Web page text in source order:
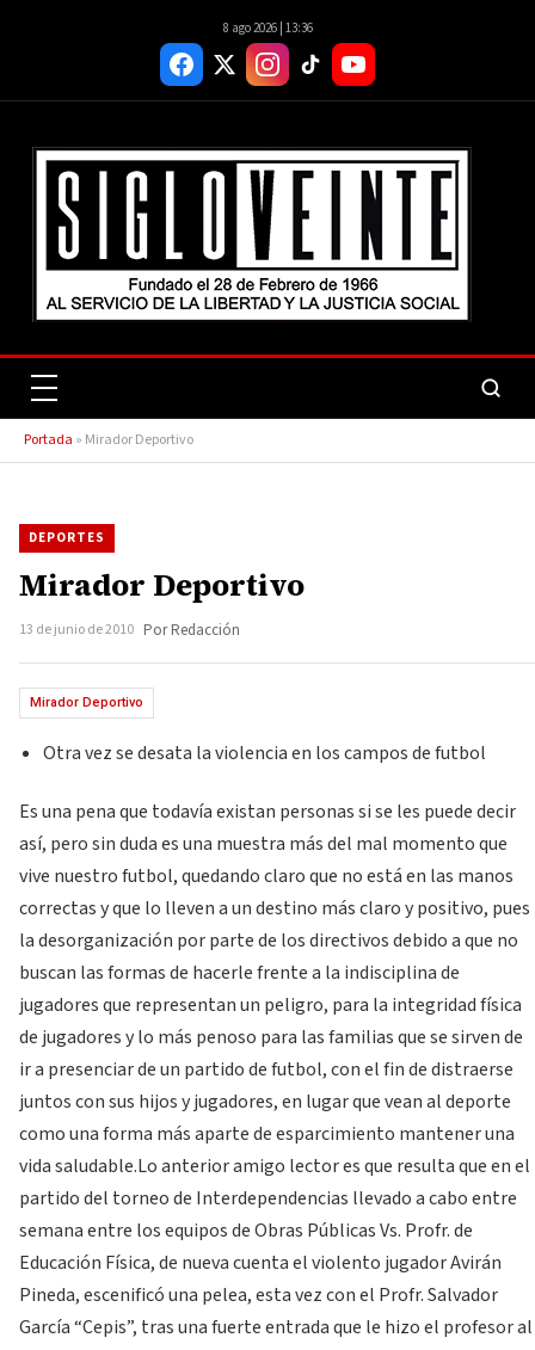
8 ago 2026 | 13:36
Portada » Mirador Deportivo
DEPORTES
Mirador Deportivo
13 de junio de 2010 Por Redacción
Mirador Deportivo
Otra vez se desata la violencia en los campos de futbol
Es una pena que todavía existan personas si se les puede decir
así, pero sin duda es una muestra más del mal momento que
vive nuestro futbol, quedando claro que no está en las manos
correctas y que lo lleven a un destino más claro y positivo, pues
la desorganización por parte de los directivos debido a que no
buscan las formas de hacerle frente a la indisciplina de
jugadores que representan un peligro, para la integridad física
de jugadores y lo más penoso para las familias que se sirven de
ir a presenciar de un partido de futbol, con el fin de distraerse
juntos con sus hijos y jugadores, en lugar que vean al deporte
como una forma más aparte de esparcimiento mantener una
vida saludable.Lo anterior amigo lector es que resulta que en el
partido del torneo de Interdependencias llevado a cabo entre
semana entre los equipos de Obras Públicas Vs. Profr. de
Educación Física, de nueva cuenta el violento jugador Avirán
Pineda, escenificó una pelea, esta vez con el Profr. Salvador
García “Cepis”, tras una fuerte entrada que le hizo el profesor al